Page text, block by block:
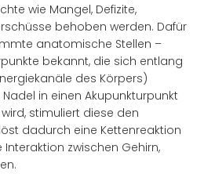
wie Mangel, Defizite,
behoben werden. Dafür
anatomische Stellen –
bekannt, die sich entlang
des Körpers)
in einen Akupunkturpunkt
stimuliert diese den
dadurch eine Kettenreaktion
zwischen Gehirn,